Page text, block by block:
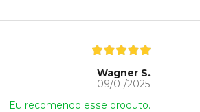
Wagner S.
09/01/2025
Eu recomendo esse produto.